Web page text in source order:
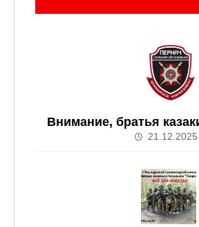
Внимание, братья
21.12.2025